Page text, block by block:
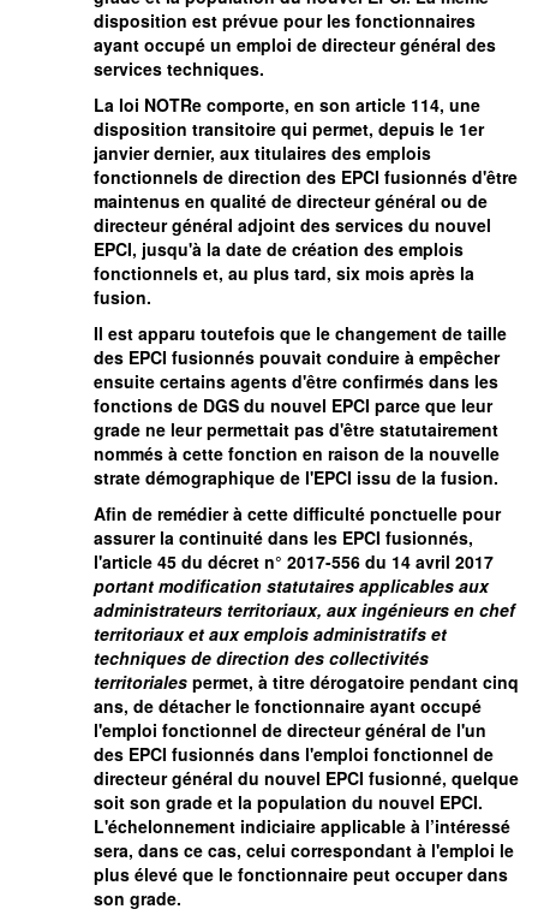
disposition est prévue pour les fonctionnaires
ayant occupé un emploi de directeur général des
services techniques.
La loi NOTRe comporte, en son article 114, une
disposition transitoire qui permet, depuis le 1er
janvier dernier, aux titulaires des emplois
fonctionnels de direction des EPCI fusionnés d'être
maintenus en qualité de directeur général ou de
directeur général adjoint des services du nouvel
EPCI, jusqu'à la date de création des emplois
fonctionnels et, au plus tard, six mois après la
fusion.
Il est apparu toutefois que le changement de taille
des EPCI fusionnés pouvait conduire à empêcher
ensuite certains agents d'être confirmés dans les
fonctions de DGS du nouvel EPCI parce que leur
grade ne leur permettait pas d'être statutairement
nommés à cette fonction en raison de la nouvelle
strate démographique de l'EPCI issu de la fusion.
Afin de remédier à cette difficulté ponctuelle pour
assurer la continuité dans les EPCI fusionnés,
l'article 45 du décret n° 2017-556 du 14 avril 2017
portant modification statutaires applicables aux
administrateurs territoriaux, aux ingénieurs en chef
territoriaux et aux emplois administratifs et
techniques de direction des collectivités
territorialespermet, à titre dérogatoire pendant cinq
ans, de détacher le fonctionnaire ayant occupé
l'emploi fonctionnel de directeur général de l'un
des EPCI fusionnés dans l'emploi fonctionnel de
directeur général du nouvel EPCI fusionné, quelque
soit son grade et la population du nouvel EPCI.
L'échelonnement indiciaire applicable à l’intéressé
sera, dans ce cas, celui correspondant à l'emploi le
plus élevé que le fonctionnaire peut occuper dans
son grade.